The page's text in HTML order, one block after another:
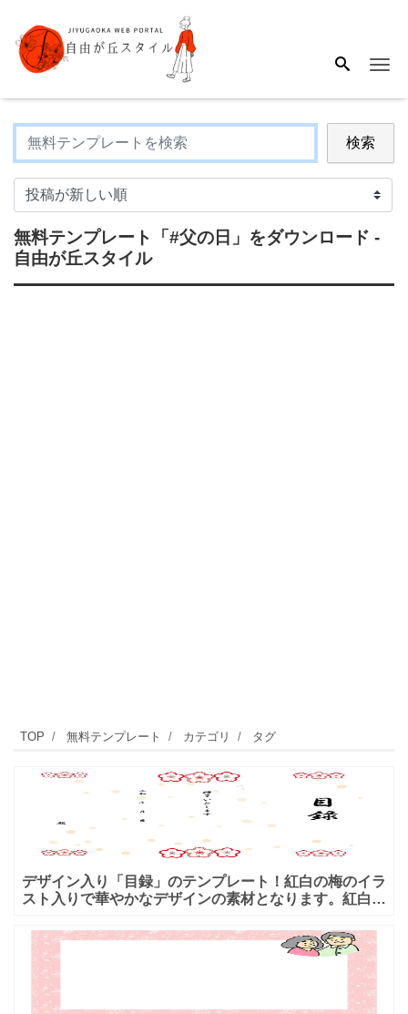
検索
無料テンプレート 「#父の日」 をダウンロード -
自由が丘スタイル
TOP 無料テンプレート カテゴリ タグ
デザイン入り「目録」のテンプレート！紅白の梅のイラ
スト入りで華やかなデザインの素材となります。紅白の
薄いピンク